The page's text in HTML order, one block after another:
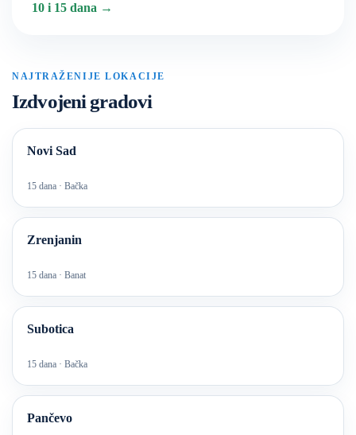
10 i 15 dana →
NAJTRAŽENIJE LOKACIJE
Izdvojeni gradovi
Novi Sad
15 dana · Bačka
Zrenjanin
15 dana · Banat
Subotica
15 dana · Bačka
Pančevo